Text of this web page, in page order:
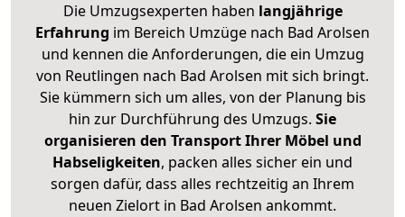
Die Umzugsexperten haben langjährige
Erfahrung im Bereich Umzüge nach Bad Arolsen
und kennen die Anforderungen, die ein Umzug
von Reutlingen nach Bad Arolsen mit sich bringt.
Sie kümmern sich um alles, von der Planung bis
hin zur Durchführung des Umzugs. Sie
organisieren den Transport Ihrer Möbel und
Habseligkeiten, packen alles sicher ein und
sorgen dafür, dass alles rechtzeitig an Ihrem
neuen Zielort in Bad Arolsen ankommt.